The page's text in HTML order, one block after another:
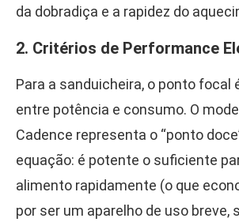
da dobradiça e a rapidez do
2. Critérios de Performance
Para a sanduicheira, o ponto focal
entre potência e consumo. O
Cadence representa o “ponto
equação: é potente o suficiente
alimento rapidamente (o que
por ser um aparelho de uso breve,